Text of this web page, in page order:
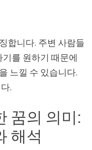
합니다. 주변 사람들
를 원하기 때문에
느낄 수 있습니다.
.
꿈의 의미:
해석